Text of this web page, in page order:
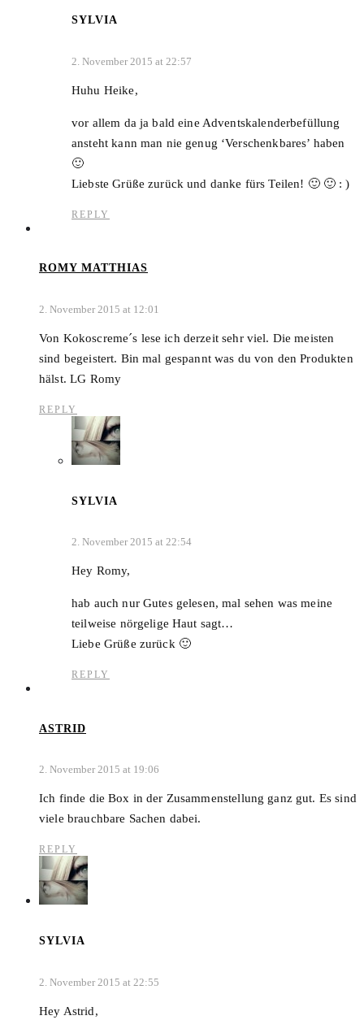
SYLVIA
2. November 2015 at 22:57
Huhu Heike,
vor allem da ja bald eine Adventskalenderbefüllung
ansteht kann man nie genug ‘Verschenkbares’ haben
🙂
Liebste Grüße zurück und danke fürs Teilen! 🙂 🙂 : )
REPLY
ROMY MATTHIAS
2. November 2015 at 12:01
Von Kokoscreme´s lese ich derzeit sehr viel. Die meisten
sind begeistert. Bin mal gespannt was du von den Produkten
hälst. LG Romy
REPLY
SYLVIA
2. November 2015 at 22:54
Hey Romy,
hab auch nur Gutes gelesen, mal sehen was meine
teilweise nörgelige Haut sagt…
Liebe Grüße zurück 🙂
REPLY
ASTRID
2. November 2015 at 19:06
Ich finde die Box in der Zusammenstellung ganz gut. Es sind
viele brauchbare Sachen dabei.
REPLY
SYLVIA
2. November 2015 at 22:55
Hey Astrid,